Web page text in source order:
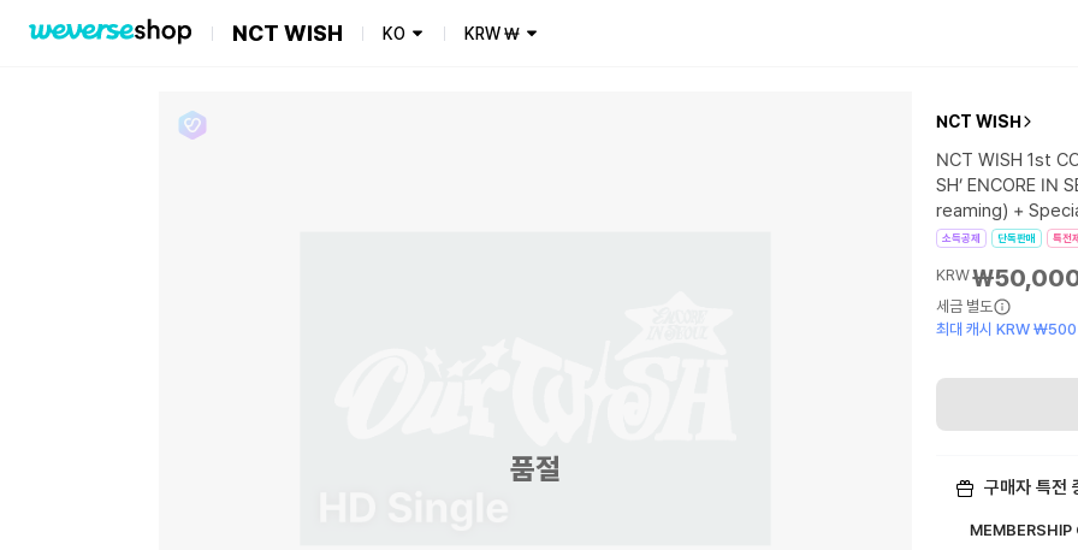
NCT WISH KO KRW₩
품절
NCT WISH
NCT WISH 1st
SH’ ENCORE
reaming) +
소득공제 단독판매 특전
KRW
세금 별도
최대 캐시 KRW ₩500
구매자 특전